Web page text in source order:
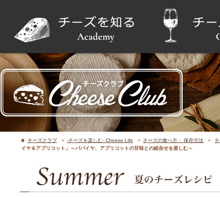
チーズクラブ > -チーズを楽しむ- Cheese Life > チーズの食べ方・ 保存方法 >
イヤ＆アプリコット」～パパイヤ、アプリコットの甘味との組合せを楽しむ～